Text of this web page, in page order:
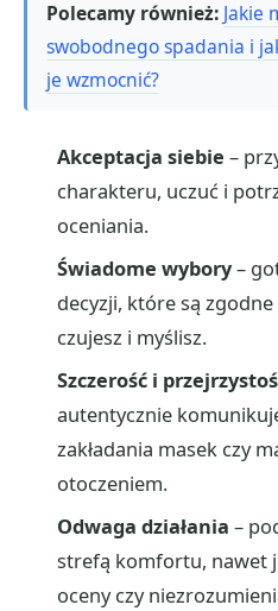
Polecamy również: Jakie
swobodnego spadania i
je wzmocnić?
Akceptacja siebie –
charakteru, uczuć i
oceniania.
Świadome wybory–
decyzji, które są
czujesz i myślisz.
Szczerość i
autentycznie
zakładania masek czy
otoczeniem.
Odwaga działania –
strefą komfortu, nawet
oceny czy